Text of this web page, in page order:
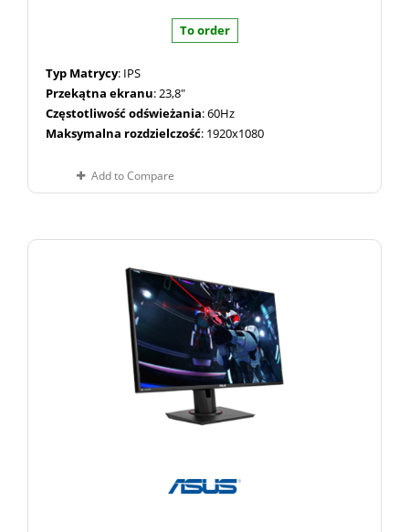
To order
Typ Matrycy: IPS
Przekątna ekranu: 23,8"
Częstotliwość odświeżania: 60Hz
Maksymalna rozdzielczość: 1920x1080
Add to Compare